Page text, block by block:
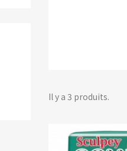
Il y a 3 produits.